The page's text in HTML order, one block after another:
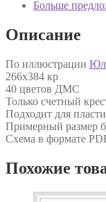
Больше
Описание
По иллюстрации
266х384 кр
40 цветов ДМС
Только счетный
Подходит для
Примерный размер
Схема в формате
Похожие